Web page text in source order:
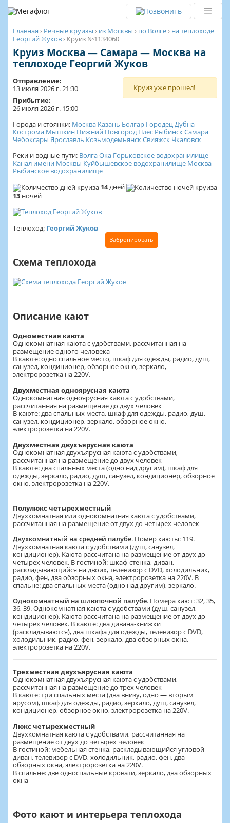
Главная › Речные круизы › из Москвы › по Волге› на теплоходе
Георгий Жуков› Круиз №1134060
Круиз Москва — Самара — Москва на
теплоходе Георгий Жуков
Отправление:
13 июля 2026 г. 21:30
Прибытие:
26 июля 2026 г. 15:00
Круиз уже прошел!
Города и стоянки: Москва Казань Болгар ГородецДубна
Кострома Мышкин Нижний Новгород Плес РыбинскСамара
Чебоксары Ярославль КозьмодемьянскСвияжск Чкаловск
Реки и водные пути: ВолгаОка Горьковское водохранилище
Канал имени Москвы Куйбышевское водохранилище Москва
Рыбинское водохранилище
14дней
13 ночей
Теплоход: Георгий Жуков
Забронировать
Схема теплохода
Описание кают
Одноместная каюта
Однокомнатная каюта с удобствами, рассчитанная на
размещение одного человека
В каюте: одно спальное место, шкаф для одежды, радио, душ,
санузел, кондиционер, обзорное окно, зеркало,
электророзетка на 220V.
Двухместная одноярусная каюта
Однокомнатная одноярусная каюта с удобствами,
рассчитанная на размещение до двух человек
В каюте: два спальных места, шкаф для одежды, радио, душ,
санузел, кондиционер, зеркало, обзорное окно,
электророзетка на 220V.
Двухместная двухъярусная каюта
Однокомнатная двухъярусная каюта с удобствами,
рассчитанная на размещение до двух человек
В каюте: два спальных места (одно над другим), шкаф для
одежды, зеркало, радио, душ, санузел, кондиционер, обзорное
окно, электророзетка на 220V.
Полулюкс четырехместный
Двухкомнатная или однокомнатная каюта с удобствами,
рассчитанная на размещение от двух до четырех человек
Двухкомнатный на средней палубе. Номер каюты: 119.
Двухкомнатная каюта с удобствами (душ, санузел,
кондиционер). Каюта рассчитана на размещение от двух до
четырех человек. В гостиной: шкаф-стенка, диван,
раскладывающийся на двоих, телевизор с DVD, холодильник,
радио, фен, два обзорных окна, электророзетка на 220V. В
спальне: два спальных места (одно над другим), зеркало.
Однокомнатный на шлюпочной палубе. Номера кают: 32, 35,
36, 39. Однокомнатная каюта с удобствами (душ, санузел,
кондиционер). Каюта рассчитана на размещение от двух до
четырех человек. В каюте: два дивана-книжки
(раскладываются), два шкафа для одежды, телевизор с DVD,
холодильник, радио, фен, зеркало, два обзорных окна,
электророзетка на 220V.
Трехместная двухъярусная каюта
Однокомнатная двухъярусная каюта с удобствами,
рассчитанная на размещение до трех человек
В каюте: три спальных места (два внизу, одно — вторым
ярусом), шкаф для одежды, радио, зеркало, душ, санузел,
кондиционер, обзорное окно, электророзетка на 220V.
Люкс четырехместный
Двухкомнатная каюта с удобствами, рассчитанная на
размещение от двух до четырех человек
В гостиной: мебельная стенка, раскладывающийся угловой
диван, телевизор с DVD, холодильник, радио, фен, два
обзорных окна, электророзетка на 220V.
В спальне: две односпальные кровати, зеркало, два обзорных
окна
Фото кают и интерьера теплохода